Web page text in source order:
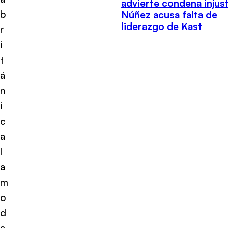
b
r
i
t
á
n
i
c
a
l
a
m
o
d
advierte condena
Núñez acusa falta de
liderazgo de Kast